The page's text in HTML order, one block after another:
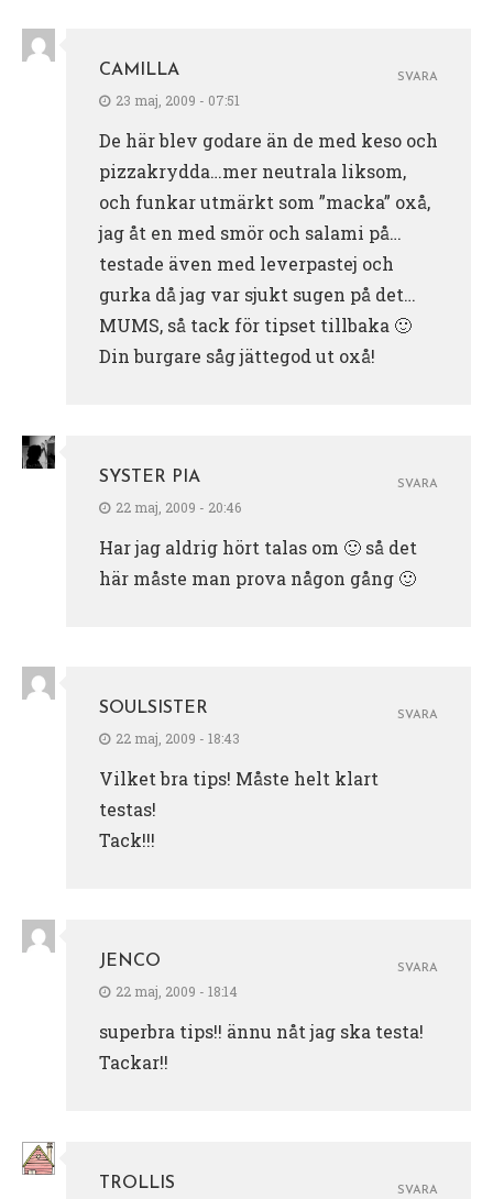
CAMILLA
23 maj, 2009 - 07:51
De här blev godare än de med keso och
pizzakrydda…mer neutrala liksom,
och funkar utmärkt som ”macka” oxå,
jag åt en med smör och salami på…
testade även med leverpastej och
gurka då jag var sjukt sugen på det…
MUMS, så tack för tipset tillbaka 🙂
Din burgare såg jättegod ut oxå!
SVARA
SYSTER PIA
22 maj, 2009 - 20:46
Har jag aldrig hört talas om 🙂 så det
här måste man prova någon gång 🙂
SVARA
SOULSISTER
22 maj, 2009 - 18:43
Vilket bra tips! Måste helt klart
testas!
Tack!!!
SVARA
JENCO
22 maj, 2009 - 18:14
superbra tips!! ännu nåt jag ska testa!
Tackar!!
SVARA
TROLLIS
SVARA